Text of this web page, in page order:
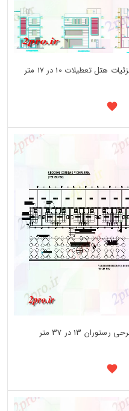
دانلود نقشه هتل - رستوران - اقامتگاه جزئیات هتل تعطیلات 10 در 17 متر
دانلود نقشه هتل - رستوران - اقامتگاه طرحی رستوران 13 در 37 متر